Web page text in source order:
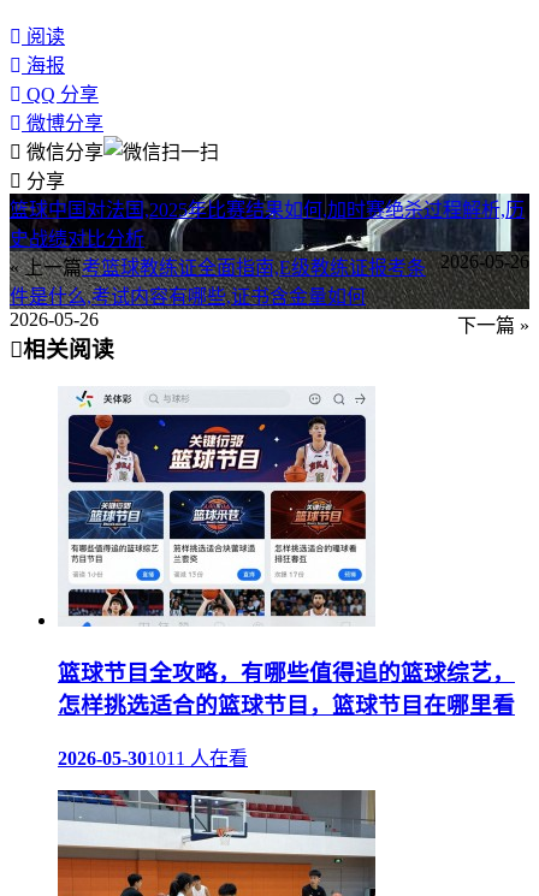
阅读
海报
QQ 分享
微博分享
微信分享
分享
篮球中国对法国,2025年比赛结果如何,加时赛绝杀过程解析,历
史战绩对比分析
« 上一篇
2026-05-26
考篮球教练证全面指南,E级教练证报考条
件是什么,考试内容有哪些,证书含金量如何
下一篇 »
2026-05-26
相关阅读
篮球节目全攻略，有哪些值得追的篮球综艺，
怎样挑选适合的篮球节目，篮球节目在哪里看
2026-05-301011 人在看